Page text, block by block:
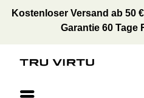
Kostenloser Versand ab 50
Garantie 60 Tage